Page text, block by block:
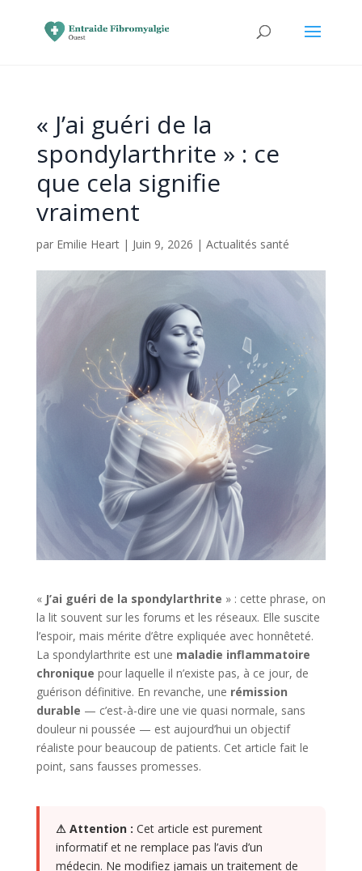
« J’ai guéri de la
spondylarthrite » : ce
que cela signifie
vraiment
par Emilie Heart| Juin 9, 2026 | Actualités santé
« J’ai guéri de la spondylarthrite » : cette phrase, on
la lit souvent sur les forums et les réseaux. Elle suscite
l’espoir, mais mérite d’être expliquée avec honnêteté.
La spondylarthrite est une maladie inflammatoire
chronique pour laquelle il n’existe pas, à ce jour, de
guérison définitive. En revanche, une rémission
durable — c’est-à-dire une vie quasi normale, sans
douleur ni poussée — est aujourd’hui un objectif
réaliste pour beaucoup de patients. Cet article fait le
point, sans fausses promesses.
⚠ Attention : Cet article est purement
informatif et ne remplace pas l’avis d’un
médecin. Ne modifiez jamais un traitement de